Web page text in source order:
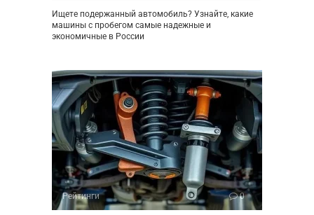
Ищете подержанный автомобиль? Узнайте, какие
машины с пробегом самые надежные и
экономичные в России
Рейтинги 0